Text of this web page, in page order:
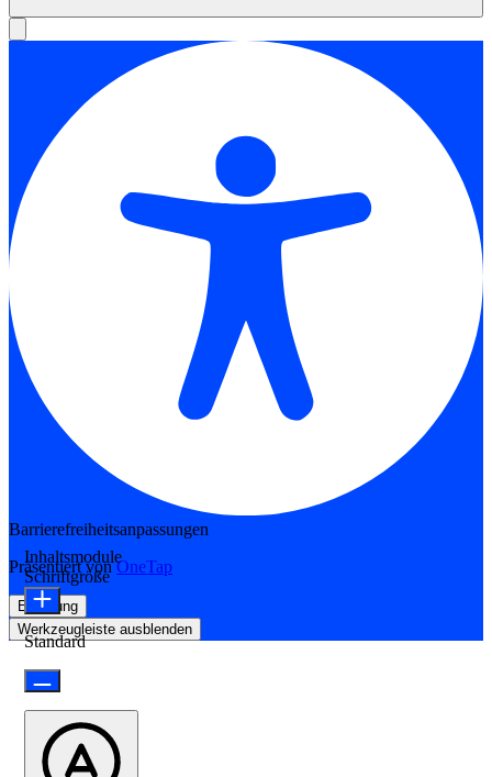
Barrierefreiheitsanpassungen
Präsentiert vonOneTap
Erklärung
Werkzeugleiste ausblenden
Inhaltsmodule
Schriftgröße
Standard